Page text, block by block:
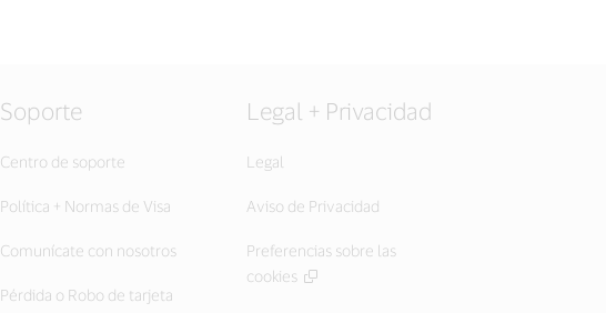
Soporte
Centro de soporte
Política + Normas de Visa
Comunícate con nosotros
Pérdida o Robo de tarjeta
Legal + Privacidad
Legal
Aviso de Privacidad
Preferencias sobre las
cookies